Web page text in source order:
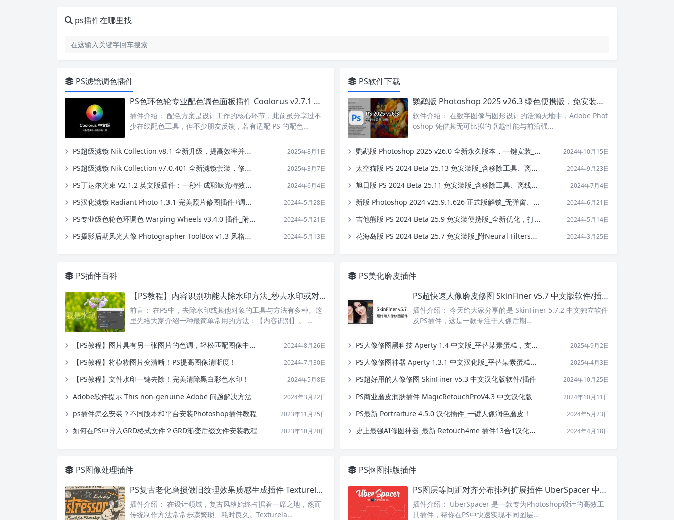
ps插件在哪里找
PS滤镜调色插件
PS色环色轮专业配色调色面板插件 Coolorus v2.7.1 中文汉化版
插件介绍： 配色方案是设计工作的核心环节，此前虽分享过不
少在线配色工具，但不少朋友反馈，若有适配 PS 的配色…
PS超级滤镜 Nik Collection v8.1 全新升级，提高效率并激发创意灵感！ 2025年8月1日
PS超级滤镜 Nik Collection v7.0.401 全新滤镜套装，修图效率拉满！ 2025年3月7日
PS丁达尔光束 V2.1.2 英文版插件：一秒生成耶稣光特效效果！ 2024年6月4日
PS汉化滤镜 Radiant Photo 1.3.1 完美照片修图插件+调色预设！ 2024年5月28日
PS专业级色轮色环调色 Warping Wheels v3.4.0 插件_附AE/PR版 2024年5月21日
PS摄影后期风光人像 Photographer ToolBox v1.3 风格调色插件 2024年5月13日
PS软件下载
鹦鹉版 Photoshop 2025 v26.3 绿色便携版，免安装即开即用！
软件介绍： 在数字图像与图形设计的浩瀚天地中，Adobe Phot
oshop 凭借其无可比拟的卓越性能与前沿强…
鹦鹉版 Photoshop 2025 v26.0 全新永久版本，一键安装_提前尝鲜！ 2024年10月15日
太空猫版 PS 2024 Beta 25.13 免安装版_含移除工具、离线神经滤镜！ 2024年9月23日
旭日版 PS 2024 Beta 25.11 免安装版_含移除工具、离线神经滤镜！ 2024年7月4日
新版 Photoshop 2024 v25.9.1.626 正式版解锁_无弹窗、免安装！ 2024年6月21日
吉他熊版 PS 2024 Beta 25.9 免安装便携版_全新优化，打开即用！ 2024年5月14日
花海岛版 PS 2024 Beta 25.7 免安装版_附Neural Filters离线安装包 2024年3月25日
PS插件百科
【PS教程】内容识别功能去除水印方法_秒去水印或对象！
前言： 在PS中，去除水印或其他对象的工具与方法有多种。这
里先给大家介绍一种最简单常用的方法：【内容识别】。 …
【PS教程】图片具有另一张图片的色调，轻松匹配图像中的颜色！ 2024年8月26日
【PS教程】将模糊图片变清晰！PS提高图像清晰度！ 2024年7月30日
【PS教程】文件水印一键去除！完美清除黑白彩色水印！ 2024年5月8日
Adobe软件提示 This non-genuine Adobe 问题解决方法 2024年3月22日
ps插件怎么安装？不同版本和平台安装Photoshop插件教程 2023年11月25日
如何在PS中导入GRD格式文件？GRD渐变后缀文件安装教程 2023年10月20日
PS美化磨皮插件
PS超快速人像磨皮修图 SkinFiner v5.7 中文版软件/插件，功能更强大！
插件介绍： 今天给大家分享的是 SkinFiner 5.7.2 中文独立软件
及PS插件，这是一款专注于人像后期…
PS人像修图黑科技 Aperty 1.4 中文版_平替某素蛋糕，支持批量处理！ 2025年9月2日
PS人像修图神器 Aperty 1.3.1 中文汉化版_平替某素蛋糕，批量出图！ 2025年4月3日
PS超好用的人像修图 SkinFiner v5.3 中文汉化版软件/插件 2024年10月25日
PS商业磨皮润肤插件 MagicRetouchProV4.3 中文汉化版 2024年10月11日
PS最新 ​Portraiture 4.5.0 汉化插件_一键人像润色磨皮！ 2024年5月23日
史上最强AI修图神器_最新 Retouch4me ​插件13合1汉化套装！ 2024年4月18日
PS图像处理插件
PS复古老化磨损做旧纹理效果质感生成插件 Texturelabs Distressor v1.0.7 中英文版
插件介绍： 在设计领域，复古风格始终占据着一席之地，然而
传统制作方法常常步骤繁琐、耗时良久。Texturela…
PS抠图排版插件
PS图层等间距对齐分布排列扩展插件 UberSpacer 中文版
插件介绍： UberSpacer 是一款专为Photoshop设计的高效工
具插件，帮你在PS中快速实现不同图层…